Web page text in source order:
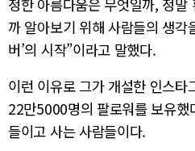
정한 아름다움은 무엇일까, 정말
까 알아보기 위해 사람들의 생각
버’의 시작”이라고 말했다.
이런 이유로 그가 개설한 인스
22만5000명의 팔로워를 보유했
들이고 사는 사람들이다.